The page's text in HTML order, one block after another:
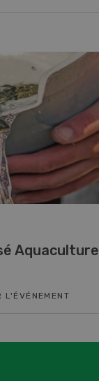
Aquaculture
L'ÉVÉNEMENT